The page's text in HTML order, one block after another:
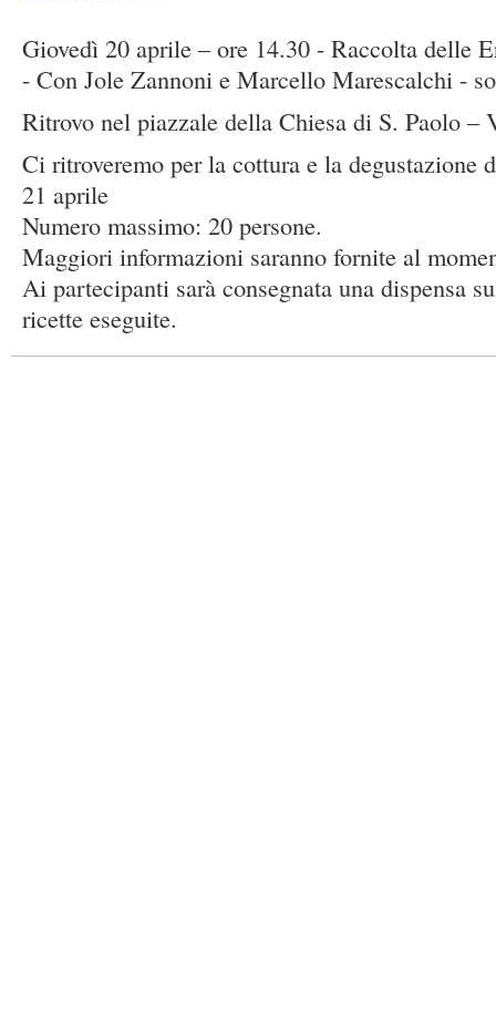
Giovedì 20 aprile – ore 14.30 - Raccolta delle
- Con Jole Zannoni e Marcello Marescalchi -
Ritrovo nel piazzale della Chiesa di S. Paolo –
Ci ritroveremo per la cottura e la degustazione
21 aprile
Numero massimo: 20 persone.
Maggiori informazioni saranno fornite al
Ai partecipanti sarà consegnata una dispensa
ricette eseguite.